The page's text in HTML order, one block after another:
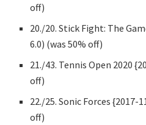
off)
20./20. Stick Fight: The
6.0) (was 50% off)
21./43. Tennis Open 2020
off)
22./25. Sonic Forces {2017-
off)